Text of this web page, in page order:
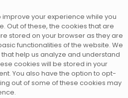
your experience while you
Out of these, the cookies that are
stored on your browser as they are
functionalities of the website. We
help us analyze and understand
cookies will be stored in your
You also have the option to opt-
out of some of these cookies may